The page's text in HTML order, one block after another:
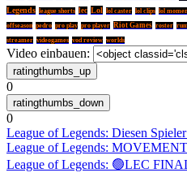
Legends league shorts lec Lol lol caster lol clips lol
offseason pedro pro play pro player Riot Games roster
streamer videogames vod review worlds
Video einbauen:
0
0
League of Legends: Diesen
League of Legends:
League of Legends: 🟢LEC